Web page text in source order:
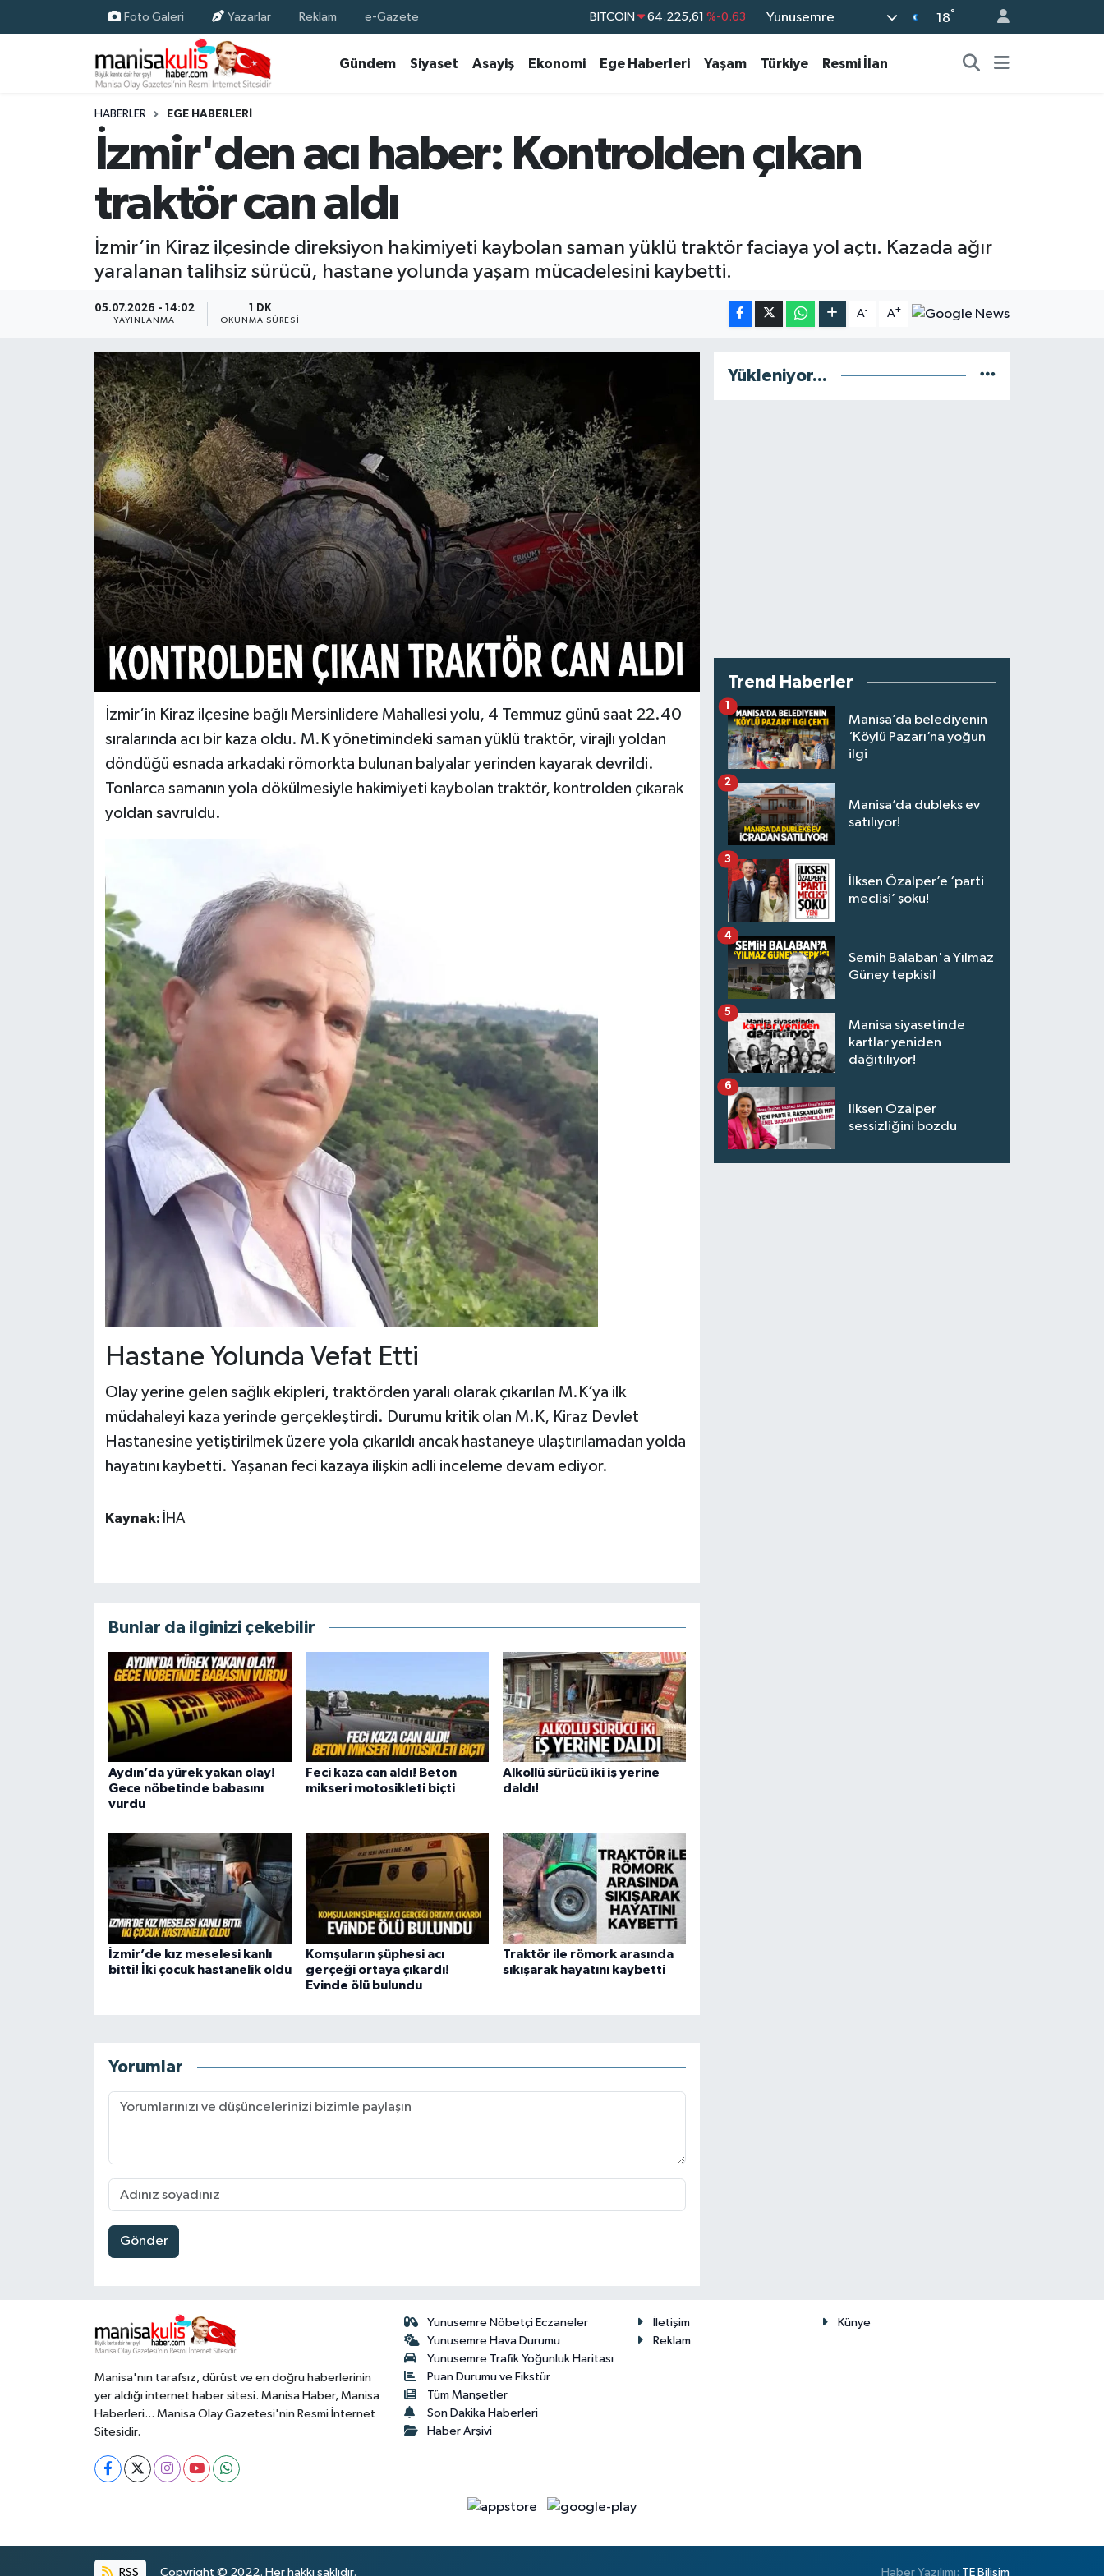
Foto Galeri Yazarlar Reklam e-Gazete BITCOIN 64.225,61 %-0.63
GRAM ALTIN 6510.40
BİST100 13.799
Yunusemre 18°
Gündem Siyaset Asayiş Ekonomi Ege Haberleri Yaşam Türkiye Resmi İlan
HABERLER EGE HABERLERI
İzmir'den acı haber: Kontrolden çıkan
traktör can aldı
İzmir’in Kiraz ilçesinde direksiyon hakimiyeti kaybolan saman yüklü traktör faciaya yol açtı. Kazada ağır
yaralanan talihsiz sürücü, hastane yolunda yaşam mücadelesini kaybetti.
05.07.2026 - 14:02
YAYINLANMA
1 DK
OKUNMA SÜRESI
A- A+
İzmir’in Kiraz ilçesine bağlı Mersinlidere Mahallesi yolu, 4 Temmuz günü saat 22.40
sıralarında acı bir kaza oldu. M.K yönetimindeki saman yüklü traktör, virajlı yoldan
döndüğü esnada arkadaki römorkta bulunan balyalar yerinden kayarak devrildi.
Tonlarca samanın yola dökülmesiyle hakimiyeti kaybolan traktör, kontrolden çıkarak
yoldan savruldu.
Hastane Yolunda Vefat Etti
Olay yerine gelen sağlık ekipleri, traktörden yaralı olarak çıkarılan M.K’ya ilk
müdahaleyi kaza yerinde gerçekleştirdi. Durumu kritik olan M.K, Kiraz Devlet
Hastanesine yetiştirilmek üzere yola çıkarıldı ancak hastaneye ulaştırılamadan yolda
hayatını kaybetti. Yaşanan feci kazaya ilişkin adli inceleme devam ediyor.
Kaynak: İHA
Bunlar da ilginizi çekebilir
Aydın’da yürek yakan olay!
Gece nöbetinde babasını
vurdu
Feci kaza can aldı! Beton
mikseri motosikleti biçti
Alkollü sürücü iki iş yerine
daldı!
İzmir’de kız meselesi kanlı
bitti! İki çocuk hastanelik oldu
Komşuların şüphesi acı
gerçeği ortaya çıkardı!
Evinde ölü bulundu
Traktör ile römork arasında
sıkışarak hayatını kaybetti
Yorumlar
Gönder
Yükleniyor...
Trend Haberler
Manisa’da belediyenin
‘Köylü Pazarı’na yoğun
ilgi
1
Manisa’da dubleks ev
satılıyor!
2
İlksen Özalper’e ‘parti
meclisi’ şoku!
3
Semih Balaban'a Yılmaz
Güney tepkisi!
4
Manisa siyasetinde
kartlar yeniden
dağıtılıyor!
5
İlksen Özalper
sessizliğini bozdu
6
Manisa'nın tarafsız, dürüst ve en doğru haberlerinin
yer aldığı internet haber sitesi. Manisa Haber, Manisa
Haberleri... Manisa Olay Gazetesi'nin Resmi İnternet
Sitesidir.
Yunusemre Nöbetçi Eczaneler
Yunusemre Hava Durumu
Yunusemre Trafik Yoğunluk Haritası
Puan Durumu ve Fikstür
Tüm Manşetler
Son Dakika Haberleri
Haber Arşivi
İletişim
Künye
Reklam
RSS Copyright © 2022. Her hakkı saklıdır. Haber Yazılımı: TE Bilişim
Resmi İlan
Yunusemre Nöbetçi Eczaneler
Yunusemre Trafik Yoğunluk Haritası
Süper Lig Puan Durumu ve Fikstür
Son Dakika Haberleri
Haber Arşivi